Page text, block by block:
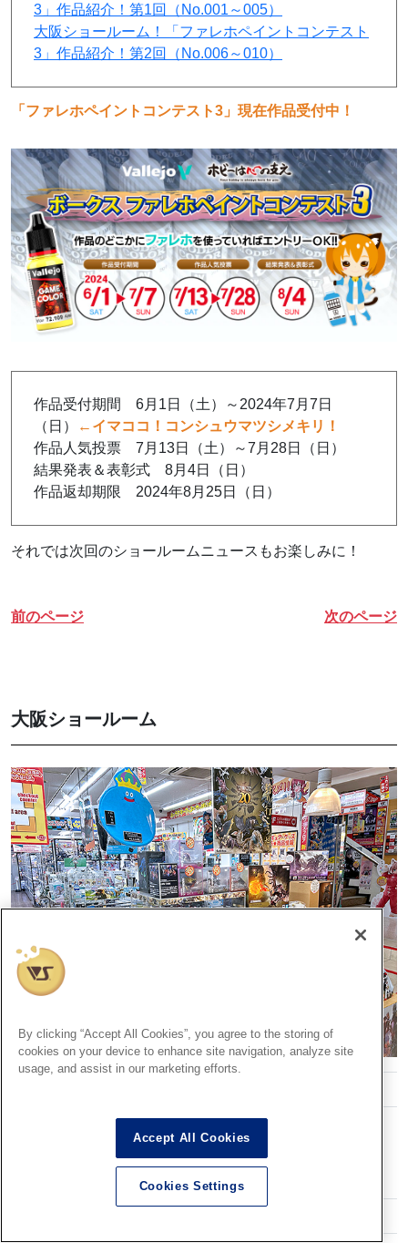
3」作品紹介！第1回（No.001～005）
大阪ショールーム！「ファレホペイントコンテスト
3」作品紹介！第2回（No.006～010）
「ファレホペイントコンテスト3」現在作品受付中！
作品受付期間 6月1日（土）～2024年7月7日
（日）
←イマココ！コンシュウマツシメキリ！
作品人気投票 7月13日（土）～7月28日（日）
結果発表＆表彰式 8月4日（日）
作品返却期限 2024年8月25日（日）
それでは次回のショールームニュースもお楽しみに！
前のページ 次のページ
大阪ショールーム
大阪府大阪市浪速区日本橋4-9-18
By clicking “Accept All Cookies”, you agree to the storing of
cookies on your device to enhance site navigation, analyze site
usage, and assist in our marketing efforts.
Accept All Cookies
Cookies Settings